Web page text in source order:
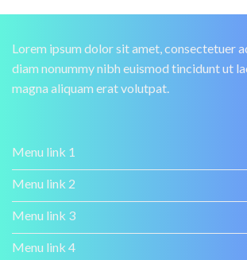
Lorem ipsum dolor sit amet, consectetuer
diam nonummy nibh euismod tincidunt ut
magna aliquam erat volutpat.
Menu link 1
Menu link 2
Menu link 3
Menu link 4